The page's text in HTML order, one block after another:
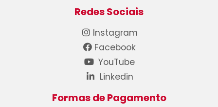
Redes Sociais
Instagram
Facebook
YouTube
Linkedin
Formas de Pagamento